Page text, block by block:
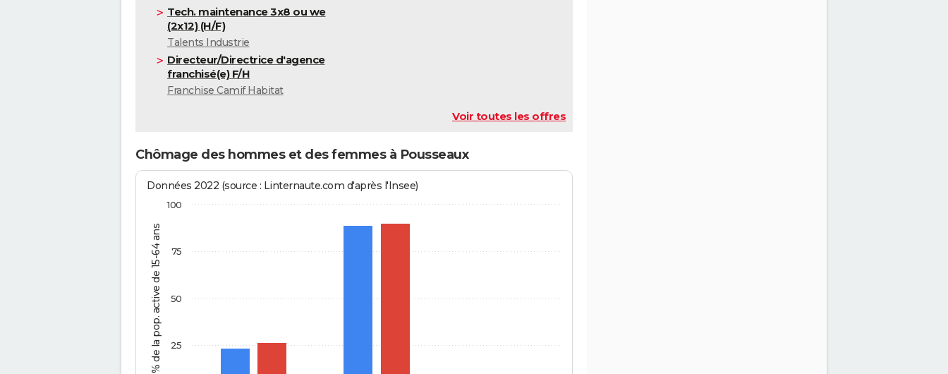
Tech. maintenance 3x8 ou we
(2x12) (H/F)
Talents Industrie
Directeur/Directrice d'agence
franchisé(e) F/H
Franchise Camif Habitat
Voir toutes les offres
Chômage des hommes et des femmes à Pousseaux
% de la pop. active de 15-64 ans
Données 2022 (source : Linternaute.com d'après l'Insee)
25
50
75
100